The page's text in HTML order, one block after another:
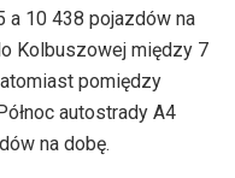
a 10 438 pojazdów na
Kolbuszowej między 7
pomiędzy
autostrady A4
na dobę.